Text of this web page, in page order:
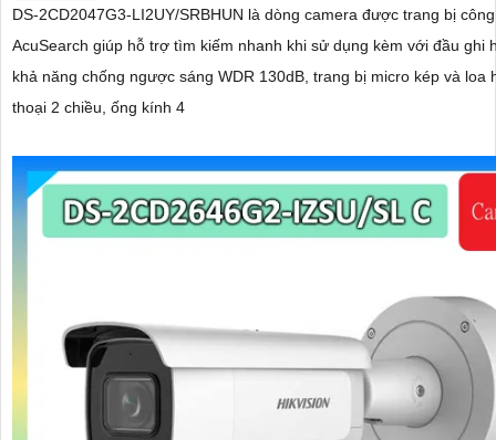
DS-2CD2047G3-LI2UY/SRBHUN là dòng camera được trang bị
AcuSearch giúp hỗ trợ tìm kiếm nhanh khi sử dụng kèm với đầu ghi
khả năng chống ngược sáng WDR 130dB, trang bị micro kép và loa
thoại 2 chiều, ống kính 4